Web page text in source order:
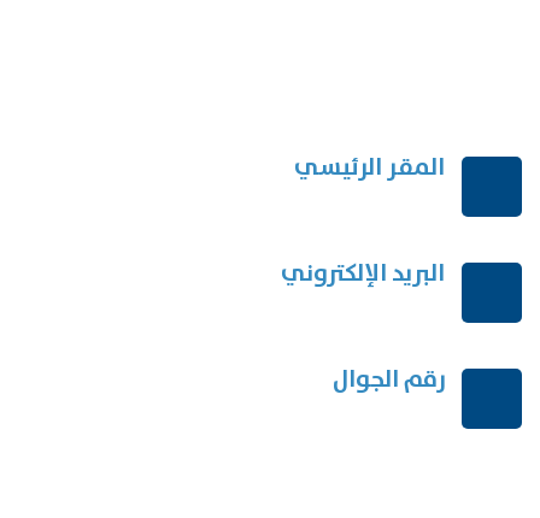
المقر الرئيسي
البريد الإلكتروني
رقم الجوال